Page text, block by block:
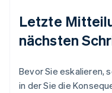
Letzte
nächsten
Bevor Sie eskalieren,
in der Sie die